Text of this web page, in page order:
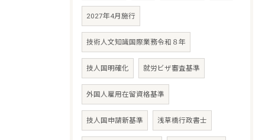
2027年4月施行
技術人文知識国際業務令和８年
技人国明確化 就労ビザ審査基準
外国人雇用在留資格基準
技人国申請新基準 浅草橋行政書士